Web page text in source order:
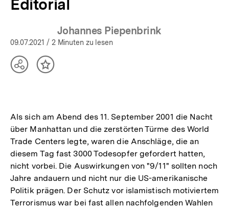
Editorial
Johannes Piepenbrink
09.07.2021 / 2 Minuten zu lesen
TeilenInhalt
Als sich am Abend des 11. September 2001 die Nacht
über Manhattan und die zerstörten Türme des World
Trade Centers legte, waren die Anschläge, die an
diesem Tag fast 3000 Todesopfer gefordert hatten,
nicht vorbei. Die Auswirkungen von "9/11" sollten noch
Jahre andauern und nicht nur die US-amerikanische
Politik prägen. Der Schutz vor islamistisch motiviertem
Terrorismus war bei fast allen nachfolgenden Wahlen